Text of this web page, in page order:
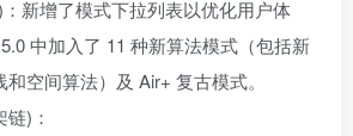
新增了模式下拉列表以优化用户体
中加入了 11 种新算法模式（包括新
空间算法）及 Air+ 复古模式。
)：